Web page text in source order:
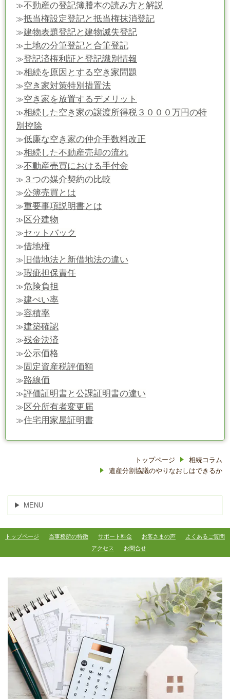
≫不動産の登記簿謄本の読み方と解説
≫抵当権設定登記と抵当権抹消登記
≫建物表題登記と建物滅失登記
≫土地の分筆登記と合筆登記
≫登記済権利証と登記識別情報
≫相続を原因とする空き家問題
≫空き家対策特別措置法
≫空き家を放置するデメリット
≫相続した空き家の譲渡所得税３０００万円の特
別控除
≫低廉な空き家の仲介手数料改正
≫相続した不動産売却の流れ
≫不動産売買における手付金
≫ ３つの媒介契約の比較
≫公簿売買とは
≫重要事項説明書とは
≫ 区分建物
≫セットバック
≫借地権
≫ 旧借地法と新借地法の違い
≫瑕疵担保責任
≫危険負担
≫建ぺい率
≫容積率
≫建築確認
≫残金決済
≫公示価格
≫ 固定資産税評価額
≫路線価
≫評価証明書と公課証明書の違い
≫ 区分所有者変更届
≫住宅用家屋証明書
トップページ
相続コラム
遺産分割協議のやりなおしはできるか
MENU
トップページ 当事務所の特徴 サポート料金 お客さまの声
よくあるご質問
アクセス
お問合せ